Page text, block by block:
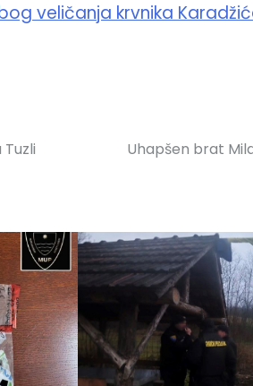
veličanja krvnika
Uhapšen brat